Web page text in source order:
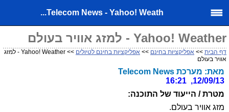
Telecom News - Yahoo! Weath...
Yahoo! Weather - למזג אוויר בעולם
דף הבית >> אפליקציות בחינם >> אפליקציות בחינם לטיולים
>> Yahoo! Weather - למזג
אוויר בעולם
מאת: מערכת Telecom News
12/09/13, 16:21
מטרת / הייעוד של התוכנה:
מזג אוויר בעולם.